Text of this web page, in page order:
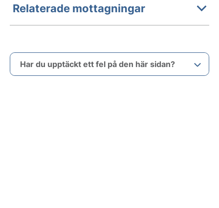
Relaterade mottagningar
Har du upptäckt ett fel på den här sidan?